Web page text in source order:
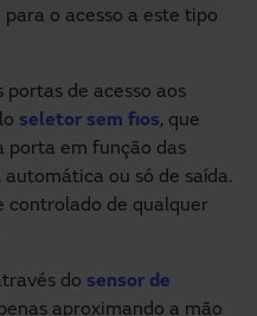
o acesso a este tipo
de acesso aos
seletor sem fios, que
porta em função das
ou só de saída.
controlado de qualquer
do sensor de
aproximando a mão